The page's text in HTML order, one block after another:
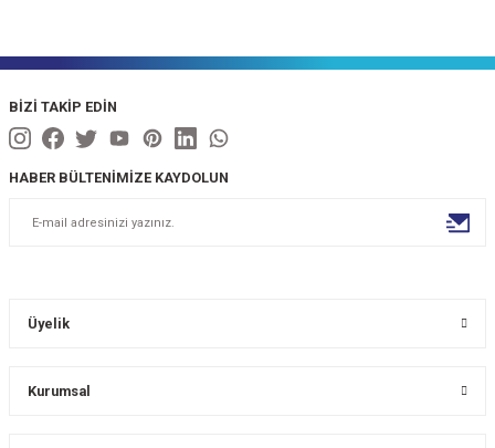
BİZİ TAKİP EDİN
HABER BÜLTENİMİZE KAYDOLUN
Üyelik
Kurumsal